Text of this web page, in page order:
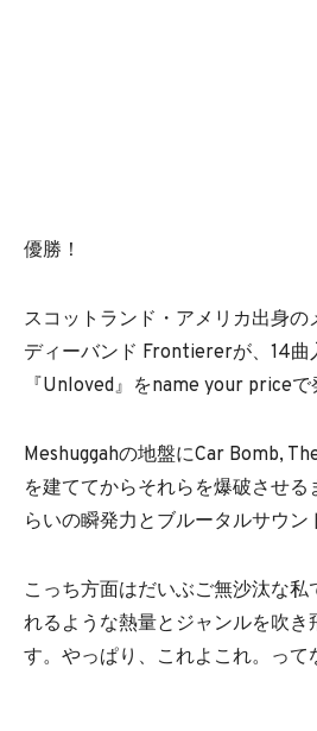
優勝！
スコットランド・アメリカ出身の
ディーバンド Frontiererが、14曲
『Unloved』をname your priceで
Meshuggahの地盤にCar Bomb,
を建ててからそれらを爆破させる
らいの瞬発力とブルータルサウン
こっち方面はだいぶご無沙汰な私
れるような熱量とジャンルを吹き
す。やっぱり、これよこれ。って